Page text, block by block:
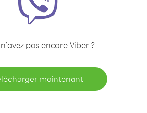
pas encore Viber ?
maintenant